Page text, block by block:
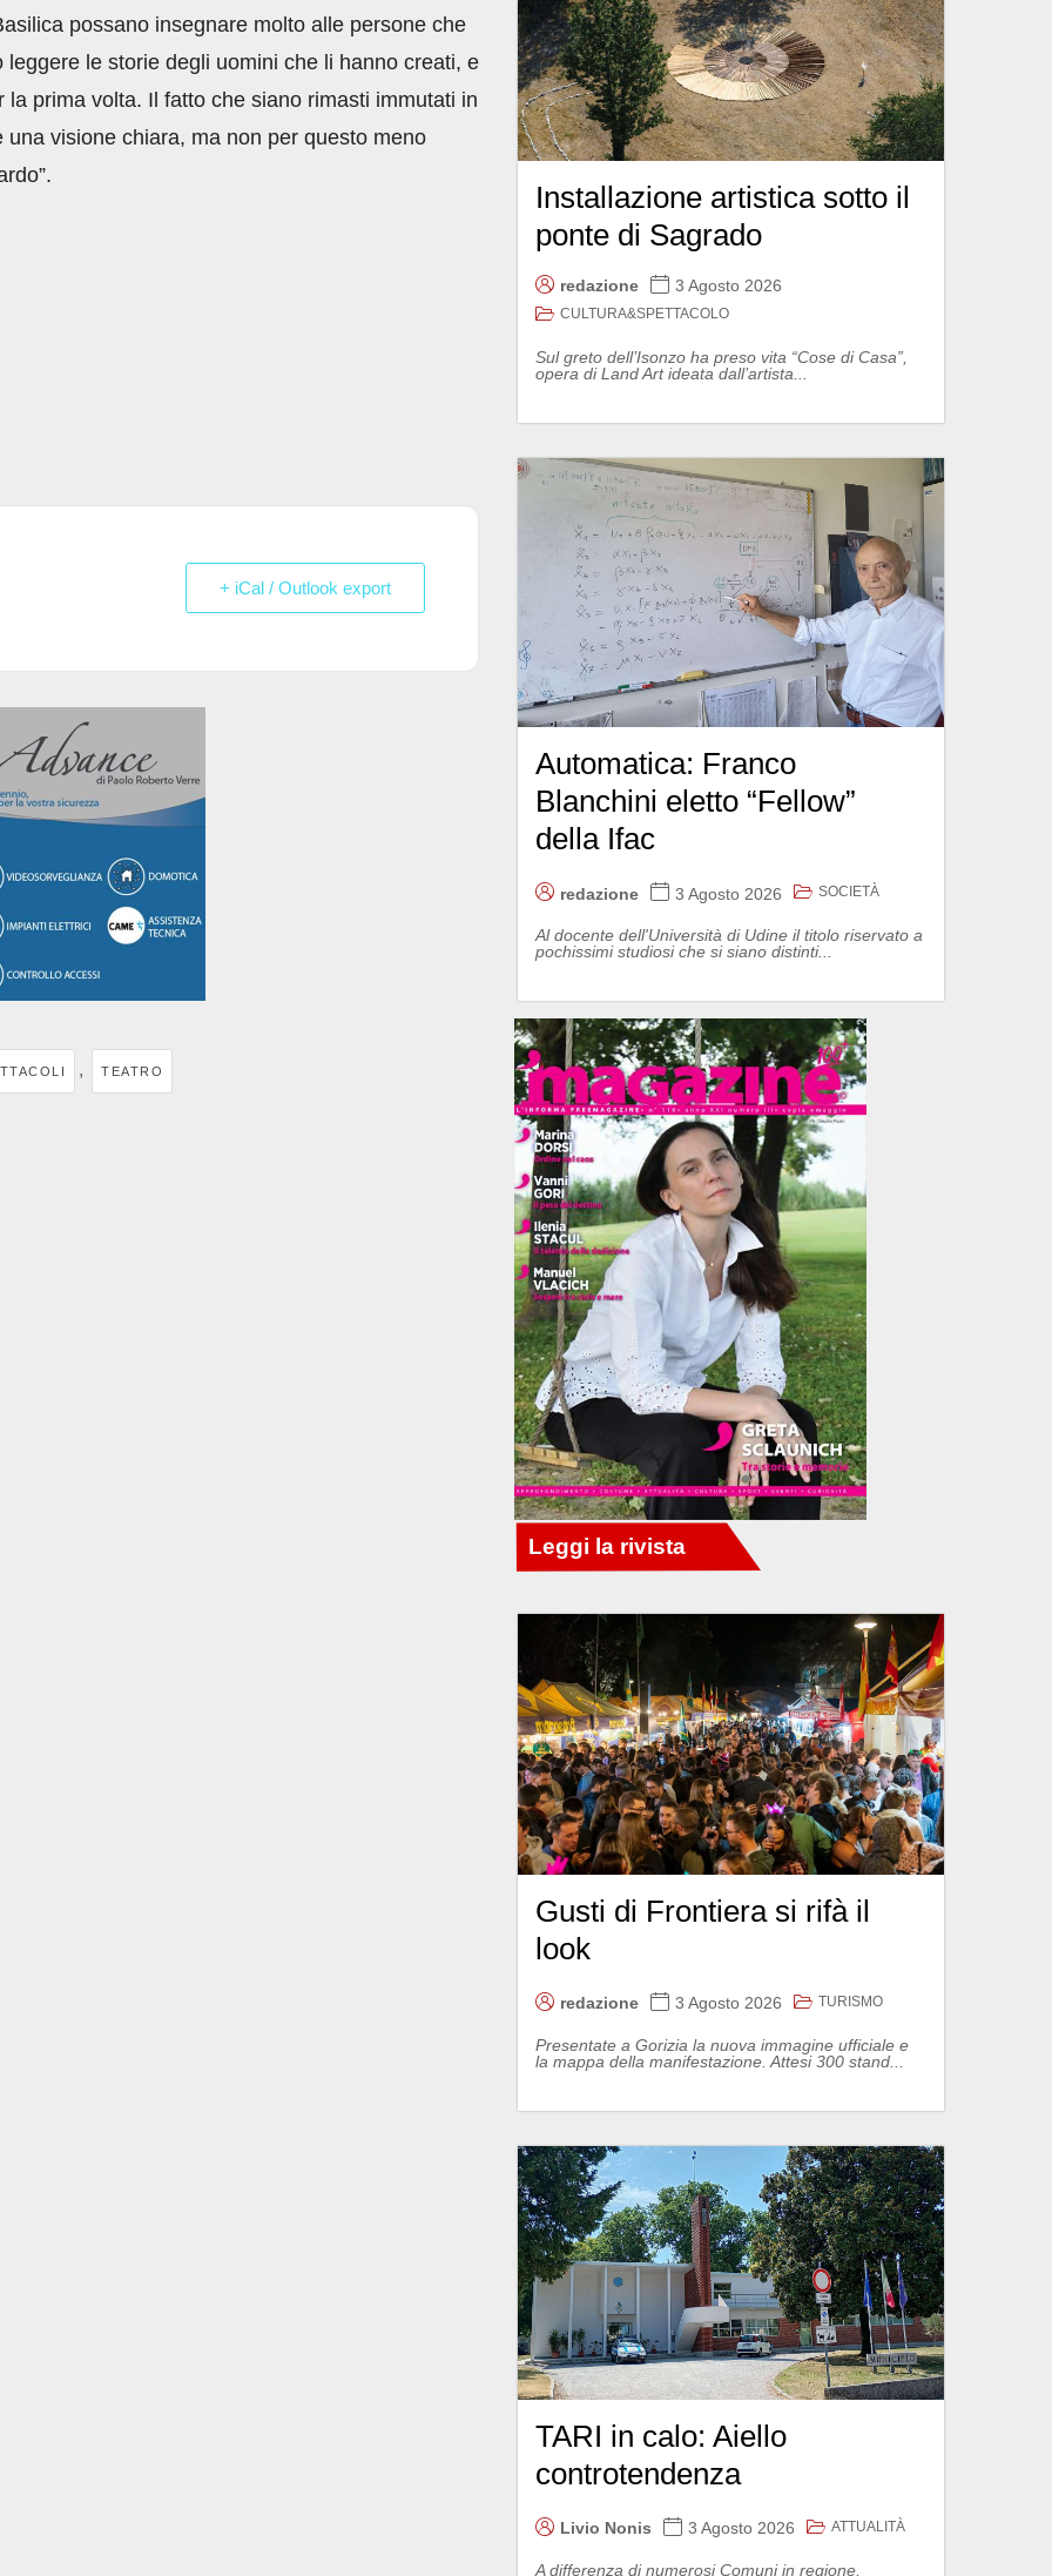
possano insegnare molto alle persone che
le storie degli uomini che li hanno creati, e
prima volta. Il fatto che siano rimasti immutati in
visione chiara, ma non per questo meno
+ iCal / Outlook export
, TEATRO
Installazione artistica sotto il
ponte di Sagrado
redazione 3 Agosto 2026
CULTURA&SPETTACOLO
Sul greto dell’Isonzo ha preso vita “Cose di Casa”,
opera di Land Art ideata dall’artista...
Automatica: Franco
Blanchini eletto “Fellow”
della Ifac
redazione 3 Agosto 2026 SOCIETÀ
Al docente dell'Università di Udine il titolo riservato a
pochissimi studiosi che si siano distinti...
Gusti di Frontiera si rifà il
look
redazione 3 Agosto 2026 TURISMO
Presentate a Gorizia la nuova immagine ufficiale e
la mappa della manifestazione. Attesi 300 stand...
TARI in calo: Aiello
controtendenza
Livio Nonis 3 Agosto 2026 ATTUALITÀ
A differenza di numerosi Comuni in regione,